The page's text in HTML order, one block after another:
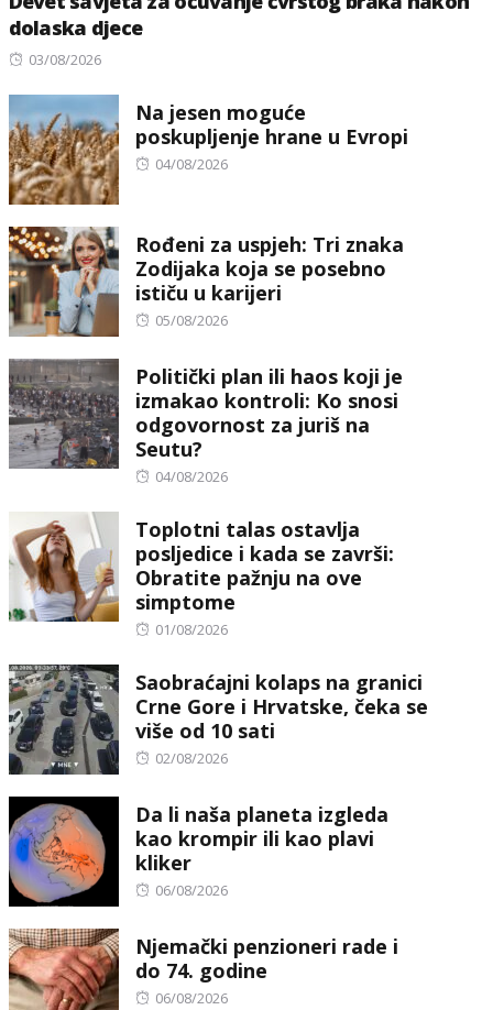
dolaska djece
Posted
03/08/2026
Na jesen moguće
poskupljenje hrane u Evropi
Posted
04/08/2026
Rođeni za uspjeh: Tri znaka
Zodijaka koja se posebno
ističu u karijeri
Posted
05/08/2026
Politički plan ili haos koji je
izmakao kontroli: Ko snosi
odgovornost za juriš na
Seutu?
Posted
04/08/2026
Toplotni talas ostavlja
posljedice i kada se završi:
Obratite pažnju na ove
simptome
Posted
01/08/2026
Saobraćajni kolaps na granici
Crne Gore i Hrvatske, čeka se
više od 10 sati
Posted
02/08/2026
Da li naša planeta izgleda
kao krompir ili kao plavi
kliker
Posted
06/08/2026
Njemački penzioneri rade i
do 74. godine
Posted
06/08/2026